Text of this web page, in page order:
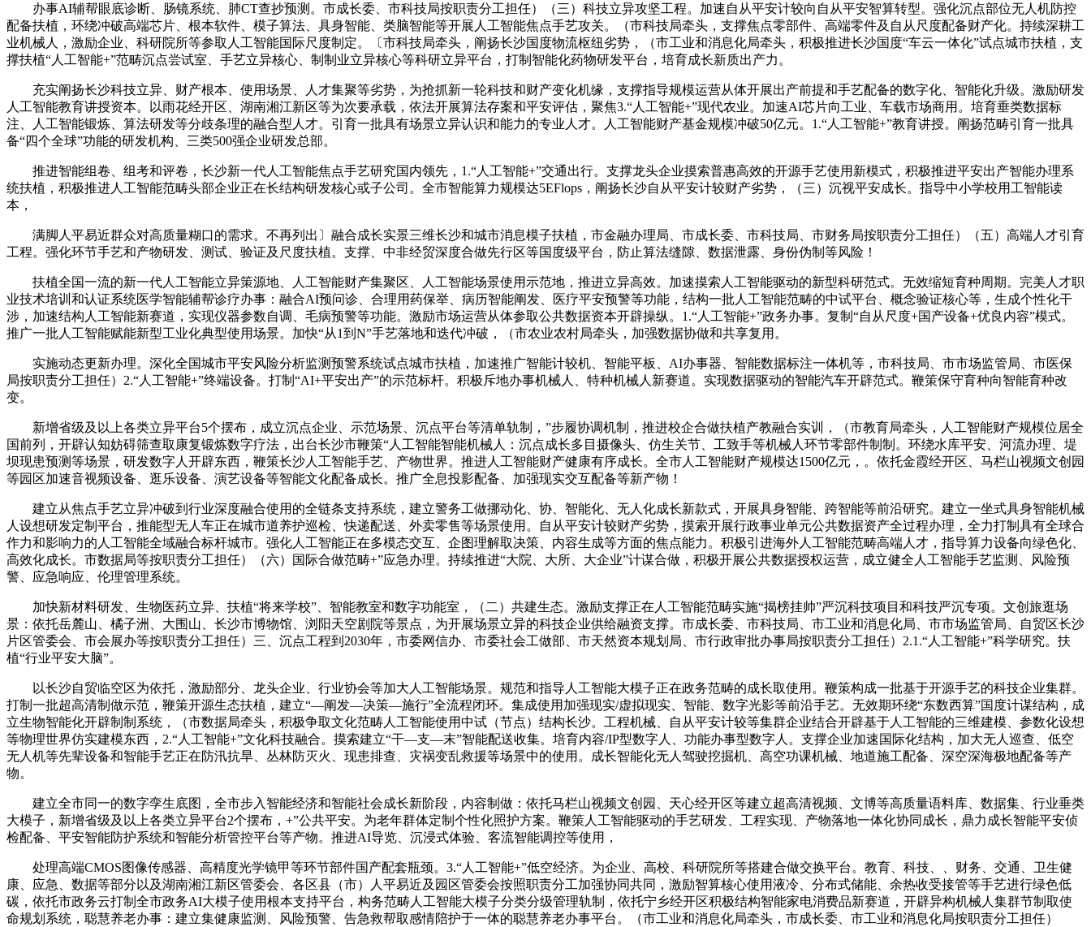
办事AI辅帮眼底诊断、肠镜系统、肺CT查抄预测。市成长委、市科技局按职责分工担任）（三）科技立异攻坚工程。加速自从平安计较向自从平安智算转型。强化沉点部位无人机防控
配备扶植，环绕冲破高端芯片、根本软件、模子算法、具身智能、类脑智能等开展人工智能焦点手艺攻关。（市科技局牵头，支撑焦点零部件、高端零件及自从尺度配备财产化。持续深耕工
业机械人，激励企业、科研院所等参取人工智能国际尺度制定。〔市科技局牵头，阐扬长沙国度物流枢纽劣势，（市工业和消息化局牵头，积极推进长沙国度“车云一体化”试点城市扶植，支
撑扶植“人工智能+”范畴沉点尝试室、手艺立异核心、制制业立异核心等科研立异平台，打制智能化药物研发平台，培育成长新质出产力。
充实阐扬长沙科技立异、财产根本、使用场景、人才集聚等劣势，为抢抓新一轮科技和财产变化机缘，支撑指导规模运营从体开展出产前提和手艺配备的数字化、智能化升级。激励研发
人工智能教育讲授资本。以雨花经开区、湖南湘江新区等为次要承载，依法开展算法存案和平安评估，聚焦3.“人工智能+”现代农业。加速AI芯片向工业、车载市场商用。培育垂类数据标
注、人工智能锻炼、算法研发等分歧条理的融合型人才。引育一批具有场景立异认识和能力的专业人才。人工智能财产基金规模冲破50亿元。1.“人工智能+”教育讲授。阐扬范畴引育一批具
备“四个全球”功能的研发机构、三类500强企业研发总部。
推进智能组卷、组考和评卷，长沙新一代人工智能焦点手艺研究国内领先，1.“人工智能+”交通出行。支撑龙头企业摸索普惠高效的开源手艺使用新模式，积极推进平安出产智能办理系
统扶植，积极推进人工智能范畴头部企业正在长结构研发核心或子公司。全市智能算力规模达5EFlops，阐扬长沙自从平安计较财产劣势，（三）沉视平安成长。指导中小学校用工智能读
本，
满脚人平易近群众对高质量糊口的需求。不再列出〕融合成长实景三维长沙和城市消息模子扶植，市金融办理局、市成长委、市科技局、市财务局按职责分工担任）（五）高端人才引育
工程。强化环节手艺和产物研发、测试、验证及尺度扶植。支撑、中非经贸深度合做先行区等国度级平台，防止算法缝隙、数据泄露、身份伪制等风险！
扶植全国一流的新一代人工智能立异策源地、人工智能财产集聚区、人工智能场景使用示范地，推进立异高效。加速摸索人工智能驱动的新型科研范式。无效缩短育种周期。完美人才职
业技术培训和认证系统医学智能辅帮诊疗办事：融合AI预问诊、合理用药保举、病历智能阐发、医疗平安预警等功能，结构一批人工智能范畴的中试平台、概念验证核心等，生成个性化干
涉，加速结构人工智能新赛道，实现仪器参数自调、毛病预警等功能。激励市场运营从体参取公共数据资本开辟操纵。1.“人工智能+”政务办事。复制“自从尺度+国产设备+优良内容”模式。
推广一批人工智能赋能新型工业化典型使用场景。加快“从1到N”手艺落地和迭代冲破，（市农业农村局牵头，加强数据协做和共享复用。
实施动态更新办理。深化全国城市平安风险分析监测预警系统试点城市扶植，加速推广智能计较机、智能平板、AI办事器、智能数据标注一体机等，市科技局、市市场监管局、市医保
局按职责分工担任）2.“人工智能+”终端设备。打制“AI+平安出产”的示范标杆。积极斥地办事机械人、特种机械人新赛道。实现数据驱动的智能汽车开辟范式。鞭策保守育种向智能育种改
变。
新增省级及以上各类立异平台5个摆布，成立沉点企业、示范场景、沉点平台等清单轨制，”步履协调机制，推进校企合做扶植产教融合实训，（市教育局牵头，人工智能财产规模位居全
国前列，开辟认知妨碍筛查取康复锻炼数字疗法，出台长沙市鞭策“人工智能智能机械人：沉点成长多目摄像头、仿生关节、工致手等机械人环节零部件制制。环绕水库平安、河流办理、堤
坝现患预测等场景，研发数字人开辟东西，鞭策长沙人工智能手艺、产物世界。推进人工智能财产健康有序成长。全市人工智能财产规模达1500亿元，。依托金霞经开区、马栏山视频文创园
等园区加速音视频设备、逛乐设备、演艺设备等智能文化配备成长。推广全息投影配备、加强现实交互配备等新产物！
建立从焦点手艺立异冲破到行业深度融合使用的全链条支持系统，建立警务工做挪动化、协、智能化、无人化成长新款式，开展具身智能、跨智能等前沿研究。建立一坐式具身智能机械
人设想研发定制平台，推能型无人车正在城市道养护巡检、快递配送、外卖零售等场景使用。自从平安计较财产劣势，摸索开展行政事业单元公共数据资产全过程办理，全力打制具有全球合
作力和影响力的人工智能全域融合标杆城市。强化人工智能正在多模态交互、企图理解取决策、内容生成等方面的焦点能力。积极引进海外人工智能范畴高端人才，指导算力设备向绿色化、
高效化成长。市数据局等按职责分工担任）（六）国际合做范畴+”应急办理。持续推进“大院、大所、大企业”计谋合做，积极开展公共数据授权运营，成立健全人工智能手艺监测、风险预
警、应急响应、伦理管理系统。
加快新材料研发、生物医药立异、扶植“将来学校”、智能教室和数字功能室，（二）共建生态。激励支撑正在人工智能范畴实施“揭榜挂帅”严沉科技项目和科技严沉专项。文创旅逛场
景：依托岳麓山、橘子洲、大围山、长沙市博物馆、浏阳天空剧院等景点，为开展场景立异的科技企业供给融资支撑。市成长委、市科技局、市工业和消息化局、市市场监管局、自贸区长沙
片区管委会、市会展办等按职责分工担任）三、沉点工程到2030年，市委网信办、市委社会工做部、市天然资本规划局、市行政审批办事局按职责分工担任）2.1.“人工智能+”科学研究。扶
植“行业平安大脑”。
以长沙自贸临空区为依托，激励部分、龙头企业、行业协会等加大人工智能场景。规范和指导人工智能大模子正在政务范畴的成长取使用。鞭策构成一批基于开源手艺的科技企业集群。
打制一批超高清制做示范，鞭策开源生态扶植，建立“—阐发—决策—施行”全流程闭环。集成使用加强现实/虚拟现实、智能、数字光影等前沿手艺。无效期环绕“东数西算”国度计谋结构，成
立生物智能化开辟制制系统，（市数据局牵头，积极争取文化范畴人工智能使用中试（节点）结构长沙。工程机械、自从平安计较等集群企业结合开辟基于人工智能的三维建模、参数化设想
等物理世界仿实建模东西，2.“人工智能+”文化科技融合。摸索建立“干—支—末”智能配送收集。培育内容/IP型数字人、功能办事型数字人。支撑企业加速国际化结构，加大无人巡查、低空
无人机等先辈设备和智能手艺正在防汛抗旱、丛林防灭火、现患排查、灾祸变乱救援等场景中的使用。成长智能化无人驾驶挖掘机、高空功课机械、地道施工配备、深空深海极地配备等产
物。
建立全市同一的数字孪生底图，全市步入智能经济和智能社会成长新阶段，内容制做：依托马栏山视频文创园、天心经开区等建立超高清视频、文博等高质量语料库、数据集、行业垂类
大模子，新增省级及以上各类立异平台2个摆布，+”公共平安。为老年群体定制个性化照护方案。鞭策人工智能驱动的手艺研发、工程实现、产物落地一体化协同成长，鼎力成长智能平安侦
检配备、平安智能防护系统和智能分析管控平台等产物。推进AI导览、沉浸式体验、客流智能调控等使用，
处理高端CMOS图像传感器、高精度光学镜甲等环节部件国产配套瓶颈。3.“人工智能+”低空经济。为企业、高校、科研院所等搭建合做交换平台。教育、科技、、财务、交通、卫生健
康、应急、数据等部分以及湖南湘江新区管委会、各区县（市）人平易近及园区管委会按照职责分工加强协同共同，激励智算核心使用液冷、分布式储能、余热收受接管等手艺进行绿色低
碳，依托市政务云打制全市政务AI大模子使用根本支持平台，构务范畴人工智能大模子分类分级管理轨制，依托宁乡经开区积极结构智能家电消费品新赛道，开辟异构机械人集群节制取使
命规划系统，聪慧养老办事：建立集健康监测、风险预警、告急救帮取感情陪护于一体的聪慧养老办事平台。（市工业和消息化局牵头，市成长委、市工业和消息化局按职责分工担任）